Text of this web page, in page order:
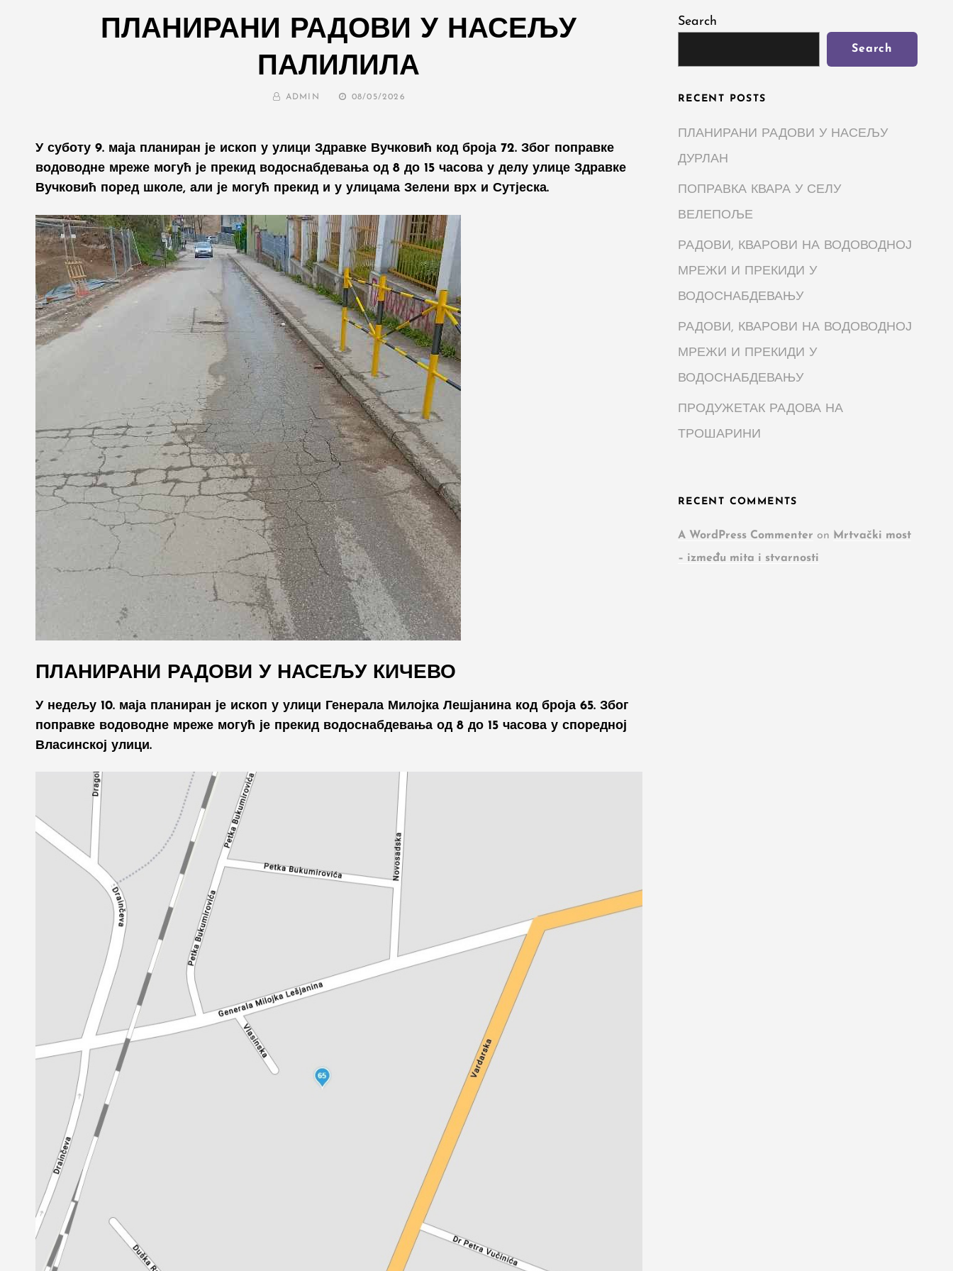
ПЛАНИРАНИ РАДОВИ У НАСЕЉУ
ПАЛИЛИЛА
BY ADMIN
POSTED
08/05/2026
У суботу 9. маја планиран је ископ у улици Здравке Вучковић код броја 72. Због поправке
водоводне мреже могућ је прекид водоснабдевања од 8 до 15 часова у делу улице Здравке
Вучковић поред школе, али је могућ прекид и у улицама Зелени врх и Сутјеска.
ПЛАНИРАНИ РАДОВИ У НАСЕЉУ КИЧЕВО
У недељу 10. маја планиран је ископ у улици Генерала Милојка Лешјанина код броја 65. Због
поправке водоводне мреже могућ је прекид водоснабдевања од 8 до 15 часова у споредној
Власинској улици.
Search
Search
RECENT POSTS
ПЛАНИРАНИ РАДОВИ У НАСЕЉУ
ДУРЛАН
ПОПРАВКА КВАРА У СЕЛУ
ВЕЛЕПОЉЕ
РАДОВИ, КВАРОВИ НА ВОДОВОДНОЈ
МРЕЖИ И ПРЕКИДИ У
ВОДОСНАБДЕВАЊУ
РАДОВИ, КВАРОВИ НА ВОДОВОДНОЈ
МРЕЖИ И ПРЕКИДИ У
ВОДОСНАБДЕВАЊУ
ПРОДУЖЕТАК РАДОВА НА
ТРОШАРИНИ
RECENT COMMENTS
A WordPress Commenter on Mrtvački most
– između mita i stvarnosti